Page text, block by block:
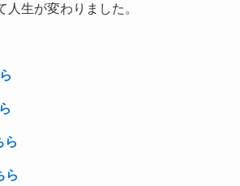
生が変わりました。
ら
ら